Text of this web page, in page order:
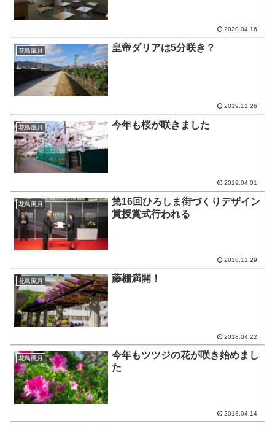
2020.04.16
花鳥風月 皇帝ダリアは5分咲き？
2019.11.26
花鳥風月 今年も桜が咲きました
2019.04.01
花鳥風月
第16回ひろしま街づくりデザイン
賞授賞式行われる
2018.11.29
花鳥風月 藤棚満開！
2018.04.22
花鳥風月
今年もツツジの花が咲き始めまし
た
2018.04.14